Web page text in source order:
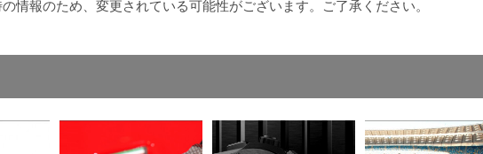
情報のため、変更されている可能性がございます。ご了承ください。